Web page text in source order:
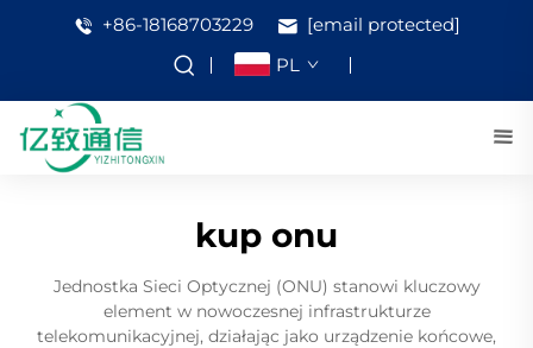
+86-18168703229
[email protected]
PL
kup onu
Jednostka Sieci Optycznej (ONU) stanowi kluczowy
element w nowoczesnej infrastrukturze
telekomunikacyjnej, działając jako urządzenie końcowe,